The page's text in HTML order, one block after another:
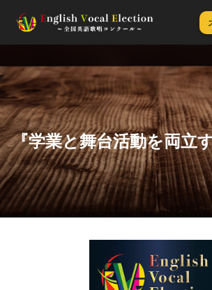
『学業と舞台活動を両立